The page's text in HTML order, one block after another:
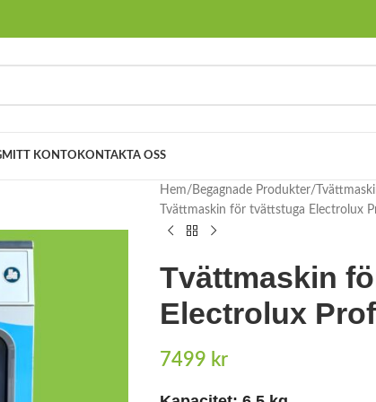
MITT KONTO KONTAKTA OSS
Hem Begagnade Produkter
Tvättmaskin för tvättstuga Electrolux
Tvättmaskin
Electrolux
7499 kr